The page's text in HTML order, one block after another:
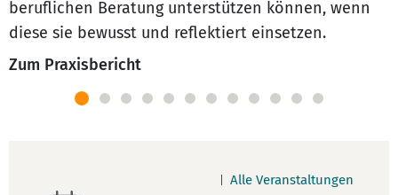
beruflichen Beratung unterstützen können, wenn
diese sie bewusst und reflektiert einsetzen.
Zum Praxisbericht
Alle Veranstaltungen